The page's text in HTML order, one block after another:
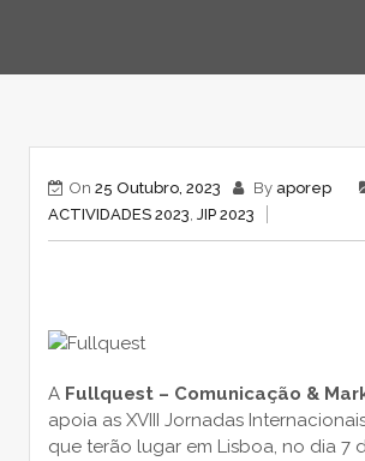
On 25 Outubro, 2023 By aporep
ACTIVIDADES 2023 JIP 2023
A Fullquest – Comunicação &
apoia as XVIII Jornadas
que terão lugar em Lisboa, no dia 7